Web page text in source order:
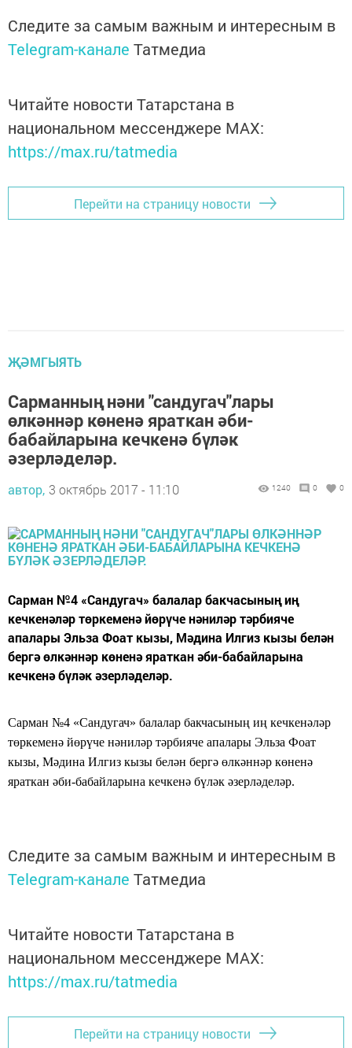
Следите за самым важным и интересным в
Telegram-канале Татмедиа
Читайте новости Татарстана в
национальном мессенджере MАХ:
https://max.ru/tatmedia
Перейти на страницу новости
ҖӘМГЫЯТЬ
Сарманның нәни "сандугач"лары
өлкәннәр көненә яраткан әби-
бабайларына кечкенә бүләк
әзерләделәр.
автор, 3 октябрь 2017 - 11:10 1240 0 0
Сарман №4 «Сандугач» балалар бакчасының иң
кечкенәләр төркеменә йөрүче нәниләр тәрбияче
апалары Эльза Фоат кызы, Мәдина Илгиз кызы белән
бергә өлкәннәр көненә яраткан әби-бабайларына
кечкенә бүләк әзерләделәр.
Сарман №4 «Сандугач» балалар бакчасының иң кечкенәләр
төркеменә йөрүче нәниләр тәрбияче апалары Эльза Фоат
кызы, Мәдина Илгиз кызы белән бергә өлкәннәр көненә
яраткан әби-бабайларына кечкенә бүләк әзерләделәр.
Следите за самым важным и интересным в
Telegram-канале Татмедиа
Читайте новости Татарстана в
национальном мессенджере MАХ:
https://max.ru/tatmedia
Перейти на страницу новости